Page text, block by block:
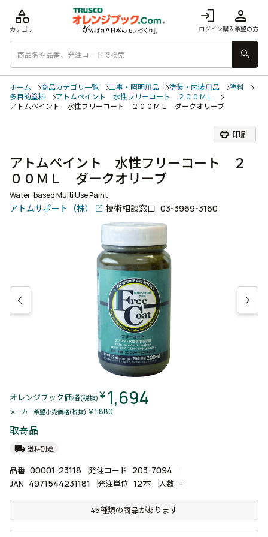
login
ログイン
person
購入希望の方
category
カテゴリ
search
ホーム 商品カテゴリ一覧 工事・照明用品 塗装・内装用品
塗料
多目的塗料
アトムペイント 水性フリーコート ２００ＭＬ
アトムペイント 水性フリーコート ２００ＭＬ ダークオリーブ
print 印刷
アトムペイント 水性フリーコート ２
００ＭＬ ダークオリーブ
Water-based Multi Use Paint
アトムサポート（株） 技術相談窓口 03-3969-3160
オレンジブック価格(税抜) ￥ 1,694
メーカー希望小売価格(税抜) ￥1,880
取寄品
local_shipping 送料別途
品番 00001-23118 発注コード 203-7094
JAN 4971544231181 発注単位 12本 入数 -
45種類の商品があります